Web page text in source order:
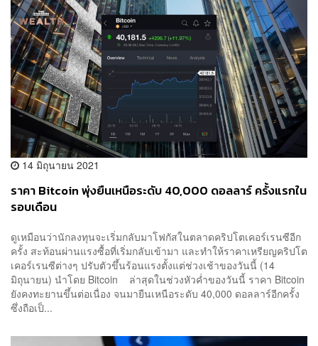
14 มิถุนายน 2021
ราคา Bitcoin พุ่งยืนเหนือระดับ 40,000 ดอลลาร์ ครั้งแรกใน
รอบเดือน
ดูเหมือนว่านักลงทุนจะเริ่มกลับมาโฟกัสในตลาดคริปโตเคอร์เรนซีอีก
ครั้ง สะท้อนผ่านแรงซื้อที่เริ่มกลับเข้ามา และทำให้ราคาเหรียญคริปโต
เคอร์เรนซีต่างๆ ปรับตัวขึ้นร้อนแรงตั้งแต่ช่วงเช้าของวันนี้ (14
มิถุนายน) นำโดย Bitcoin ล่าสุดในช่วงหัวค่ำของวันนี้ ราคา Bitcoin
ยังคงทะยานขึ้นต่อเนื่อง จนมายืนเหนือระดับ 40,000 ดอลลาร์อีกครั้ง
ซึ่งถือเป็...